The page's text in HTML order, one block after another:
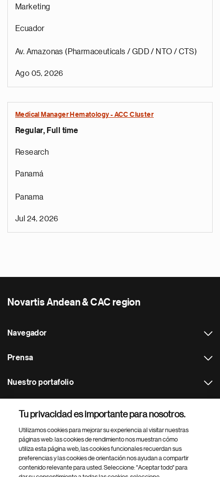
Marketing
Ecuador
Av. Amazonas (Pharmaceuticals / GDD / NTO / CTS)
Ago 05, 2026
Medical Manager Hematology - ACC Cluster
Regular, Full time
Research
Panamá
Panama
Jul 24, 2026
Novartis Andean & CAC region
Navegador
Prensa
Nuestro portafolio
Footer Site Search
Tu privacidad es importante para nosotros.
Utilizamos cookies para mejorar su experiencia al visitar nuestras
páginas web: las cookies de rendimiento nos muestran cómo
utiliza esta página web, las cookies funcionales recuerdan sus
preferencias y las cookies de orientación nos ayudan a compartir
contenido relevante para usted. Seleccione: "Aceptar todo" para